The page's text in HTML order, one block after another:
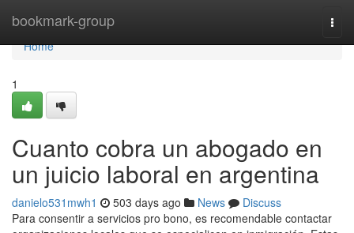
bookmark-group
Home
Home
1
Cuanto cobra un abogado en
un juicio laboral en argentina
danielo531mwh1 503 days ago News
Discuss
Para consentir a servicios pro bono, es recomendable contactar